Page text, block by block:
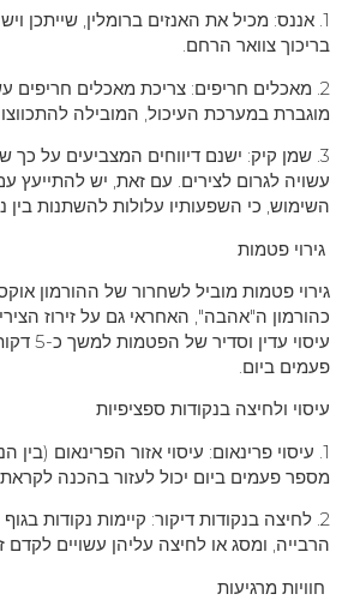
1. אננס: מכיל את האנזים ברומלין, שייתכן
בריכוך צוואר הרחם.
2. מאכלים חריפים: צריכת מאכלים חריפים
מוגברת במערכת העיכול, המובילה
3. שמן קיק: ישנם דיווחים המצביעים על כך
עשויה לגרום לצירים. עם זאת, יש להתייעץ
השימוש, כי השפעותיו עלולות להשתנות בין
גירוי פטמות
גירוי פטמות מוביל לשחרור של ההורמון
כהורמון ה"אהבה", האחראי גם על זירוז
עיסוי
פעמים ביום.
עיסוי ולחיצה בנקודות ספציפיות
1. עיסוי פרינאום: עיסוי אזור הפרינאום
מספר פעמים ביום יכול לעזור בהכנה
2. לחיצה בנקודות דיקור: קיימות נקודות
הרבייה, ומסג או לחיצה עליהן עשויים לקדם
חוויות מרגיעות